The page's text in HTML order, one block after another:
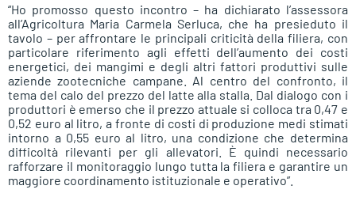
“Ho promosso questo incontro – ha dichiarato l’assessora
all’Agricoltura Maria Carmela Serluca, che ha presieduto il
tavolo – per affrontare le principali criticità della filiera, con
particolare riferimento agli effetti dell’aumento dei costi
energetici, dei mangimi e degli altri fattori produttivi sulle
aziende zootecniche campane. Al centro del confronto, il
tema del calo del prezzo del latte alla stalla. Dal dialogo con i
produttori è emerso che il prezzo attuale si colloca tra 0,47 e
0,52 euro al litro, a fronte di costi di produzione medi stimati
intorno a 0,55 euro al litro, una condizione che determina
difficoltà rilevanti per gli allevatori. È quindi necessario
rafforzare il monitoraggio lungo tutta la filiera e garantire un
maggiore coordinamento istituzionale e operativo”.